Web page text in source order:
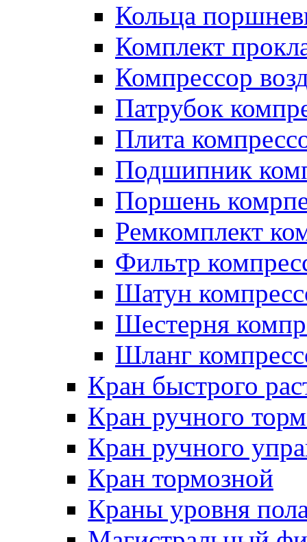
Кольца
Комплект
Компрессор
Патрубок
Плита
Подшипник
Поршень
Ремкомплект
Фильтр
Шатун
Шестерня
Шланг
Кран быстрого
Кран ручного
Кран ручного
Кран тормозной
Краны уровня